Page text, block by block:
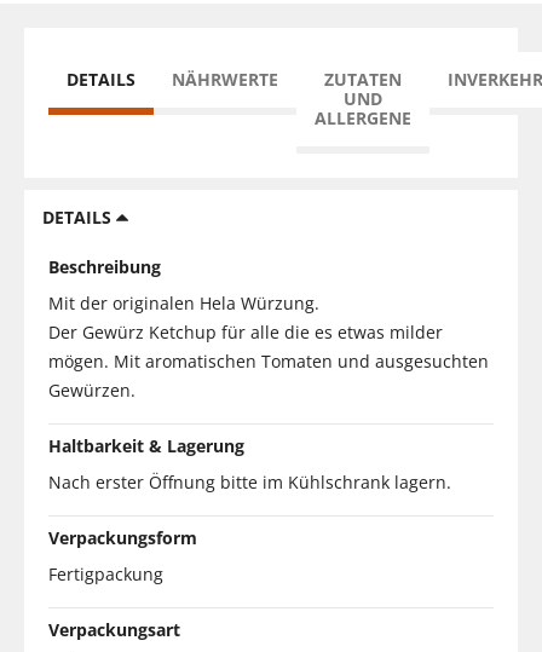
DETAILS NÄHRWERTE
ZUTATEN
UND
ALLERGENE
DETAILS
Beschreibung
Mit der originalen Hela Würzung.
Der Gewürz Ketchup für alle die es etwas milder
mögen. Mit aromatischen Tomaten und ausgesuchten
Gewürzen.
Haltbarkeit & Lagerung
Nach erster Öffnung bitte im Kühlschrank lagern.
Verpackungsform
Fertigpackung
Verpackungsart